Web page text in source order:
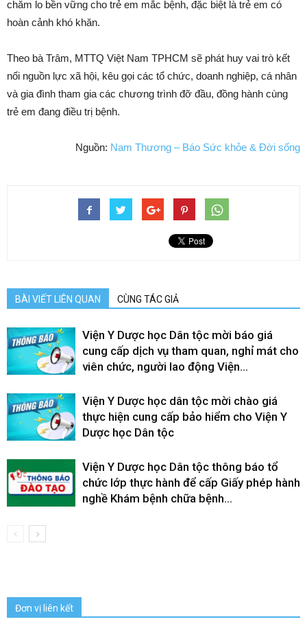
chăm lo bền vững cho trẻ em mắc bệnh, đặc biệt là trẻ em có
hoàn cảnh khó khăn.
Theo bà Trâm, MTTQ Việt Nam TPHCM sẽ phát huy vai trò kết
nối nguồn lực xã hội, kêu gọi các tổ chức, doanh nghiệp, cá nhân
và gia đình tham gia các chương trình đỡ đầu, đồng hành cùng
trẻ em đang điều trị bệnh.
Nguồn: Nam Thương – Báo Sức khỏe & Đời sống
BÀI VIẾT LIÊN QUAN CÙNG TÁC GIẢ
Viện Y Dược học Dân tộc mời báo giá
cung cấp dịch vụ tham quan, nghỉ mát cho
viên chức, người lao động Viện...
Viện Y Dược học dân tộc mời chào giá
thực hiện cung cấp bảo hiểm cho Viện Y
Dược học Dân tộc
Viện Y Dược học Dân tộc thông báo tổ
chức lớp thực hành để cấp Giấy phép hành
nghề Khám bệnh chữa bệnh...
Đơn vị liên kết